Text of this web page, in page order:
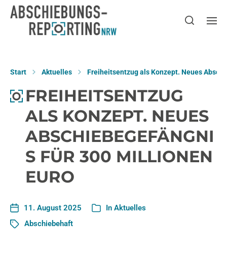
Start Aktuelles Freiheitsentzug als Konzept. Neues
FREIHEITSENTZUG
ALS KONZEPT. NEUES
ABSCHIEBEGEFÄNGNI
S FÜR 300 MILLIONEN
EURO
11. August 2025 In Aktuelles
Abschiebehaft